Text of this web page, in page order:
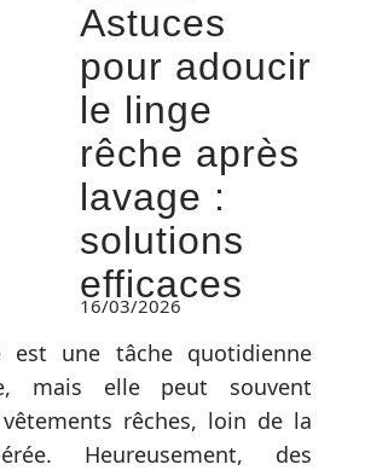
Astuces
pour adoucir
le linge
rêche après
lavage :
solutions
efficaces
16/03/2026
est une tâche quotidienne
mais elle peut souvent
rêches, loin de la
Heureusement, des